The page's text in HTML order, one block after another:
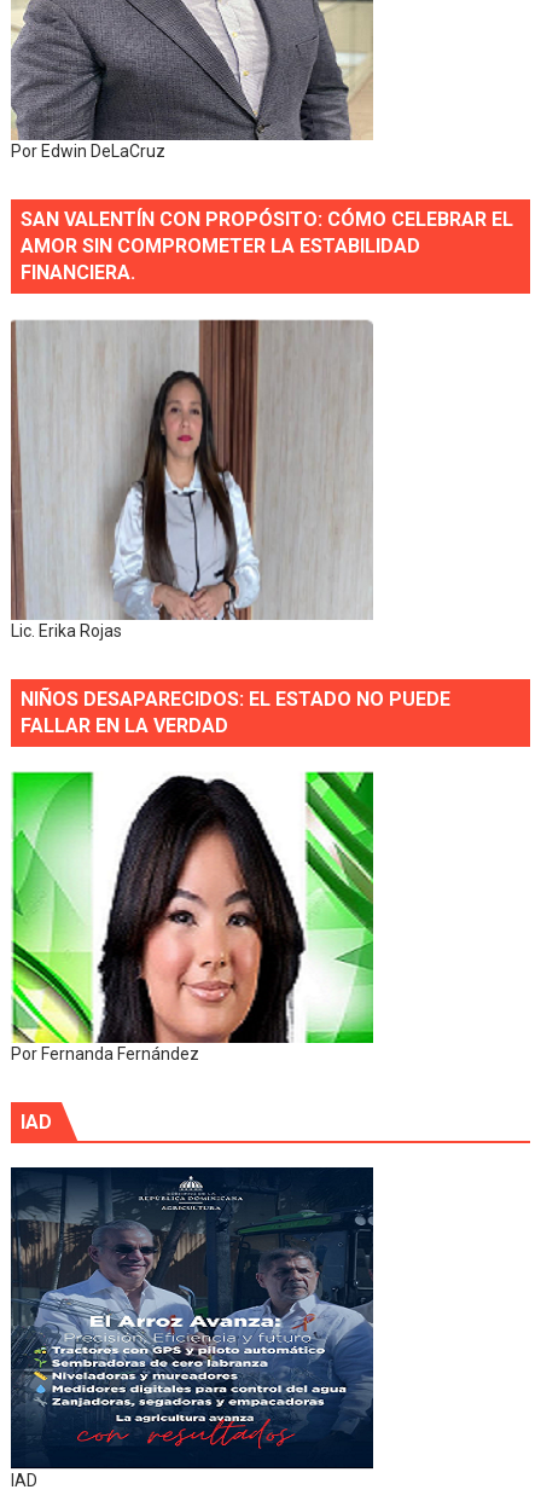
Por Edwin DeLaCruz
SAN VALENTÍN CON PROPÓSITO: CÓMO CELEBRAR EL
AMOR SIN COMPROMETER LA ESTABILIDAD
FINANCIERA.
Lic. Erika Rojas
NIÑOS DESAPARECIDOS: EL ESTADO NO PUEDE
FALLAR EN LA VERDAD
Por Fernanda Fernández
IAD
IAD